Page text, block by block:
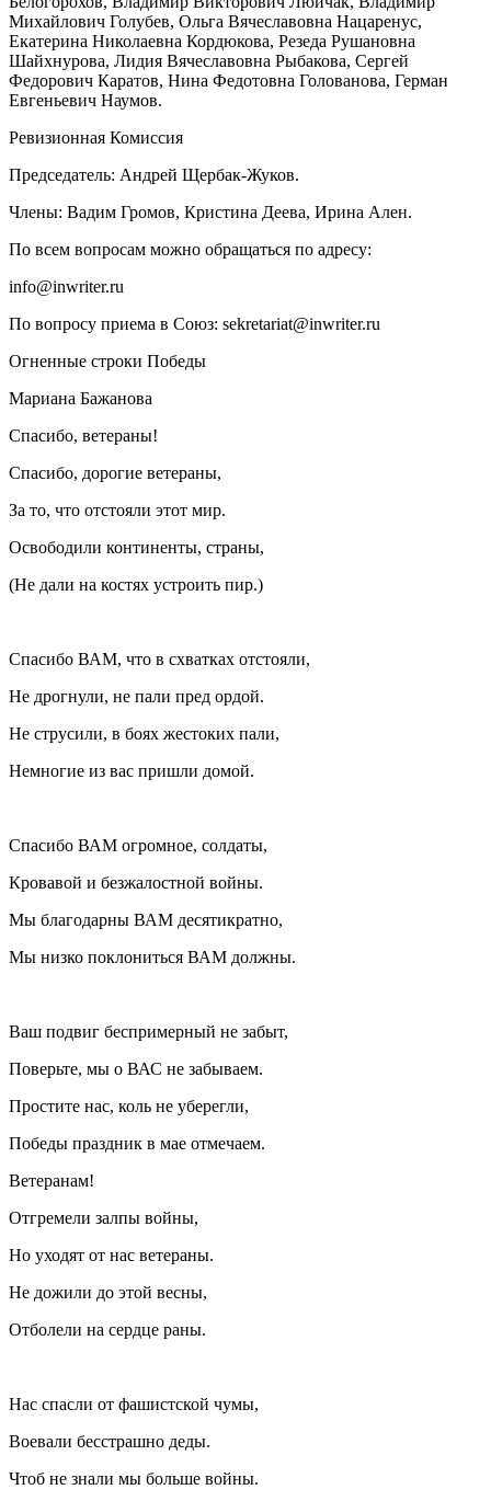
Михайлович Голубев, Ольга Вячеславовна Нацаренус,
Екатерина Николаевна Кордюкова, Резеда Рушановна
Шайхнурова, Лидия Вячеславовна Рыбакова, Сергей
Федорович Каратов, Нина Федотовна Голованова, Герман
Евгеньевич Наумов.
Ревизионная Комиссия
Председатель: Андрей Щербак-Жуков.
Члены: Вадим Громов, Кристина Деева, Ирина Ален.
По всем вопросам можно обращаться по адресу:
info@inwriter.ru
По вопросу приема в Союз: sekretariat@inwriter.ru
Огненные строки Победы
Мариана Бажанова
Спасибо, ветераны!
Спасибо, дорогие ветераны,
За то, что отстояли этот мир.
Освободили континенты, страны,
(Не дали на костях устроить пир.)
Спасибо ВАМ, что в схватках отстояли,
Не дрогнули, не пали пред ордой.
Не струсили, в боях жестоких пали,
Немногие из вас пришли домой.
Спасибо ВАМ огромное, солдаты,
Кровавой и безжалостной войны.
Мы благодарны ВАМ десятикратно,
Мы низко поклониться ВАМ должны.
Ваш подвиг беспримерный не забыт,
Поверьте, мы о ВАС не забываем.
Простите нас, коль не уберегли,
Победы праздник в мае отмечаем.
Ветеранам!
Отгремели залпы войны,
Но уходят от нас ветераны.
Не дожили до этой весны,
Отболели на сердце раны.
Нас спасли от фашистской чумы,
Воевали бесстрашно деды.
Чтоб не знали мы больше войны.